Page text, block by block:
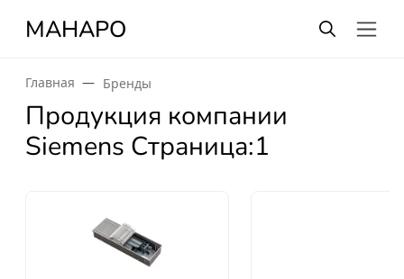
МАНАРО
Главная Бренды
Продукция компании
Siemens Страница:1